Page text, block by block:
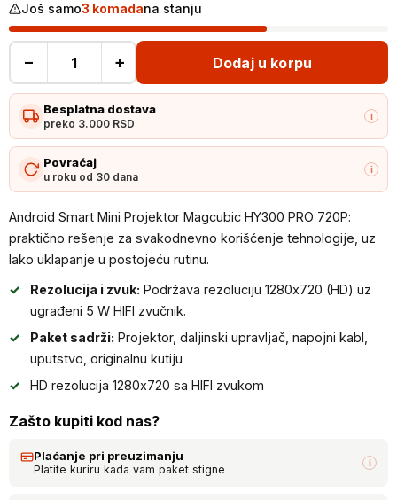
Još samo3 komadana stanju
Smart
Mini
Projektor
Magcubic
HY300
720P
količina
− + Dodaj u korpu
Besplatna dostava
preko 3.000 RSD
i
Povraćaj
u roku od 30 dana
i
Android Smart Mini Projektor Magcubic HY300 PRO 720P:
praktično rešenje za svakodnevno korišćenje tehnologije, uz
lako uklapanje u postojeću rutinu.
Rezolucija i zvuk: Podržava rezoluciju 1280x720 (HD) uz
ugrađeni 5 W HIFI zvučnik.
Paket sadrži: Projektor, daljinski upravljač, napojni kabl,
uputstvo, originalnu kutiju
HD rezolucija 1280x720 sa HIFI zvukom
Zašto kupiti kod nas?
Plaćanje pri preuzimanju
Platite kuriru kada vam paket stigne i